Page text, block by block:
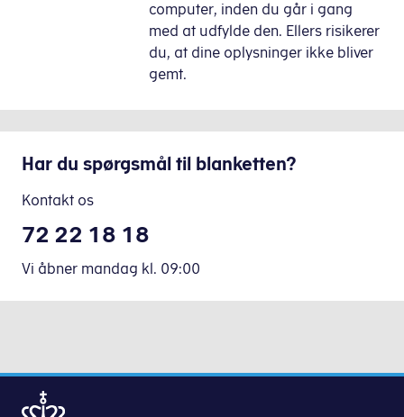
computer, inden du går i gang
med at udfylde den. Ellers risikerer
du, at dine oplysninger ikke bliver
gemt.
Har du spørgsmål til blanketten?
Kontakt os
72 22 18 18
Vi åbner mandag kl. 09:00